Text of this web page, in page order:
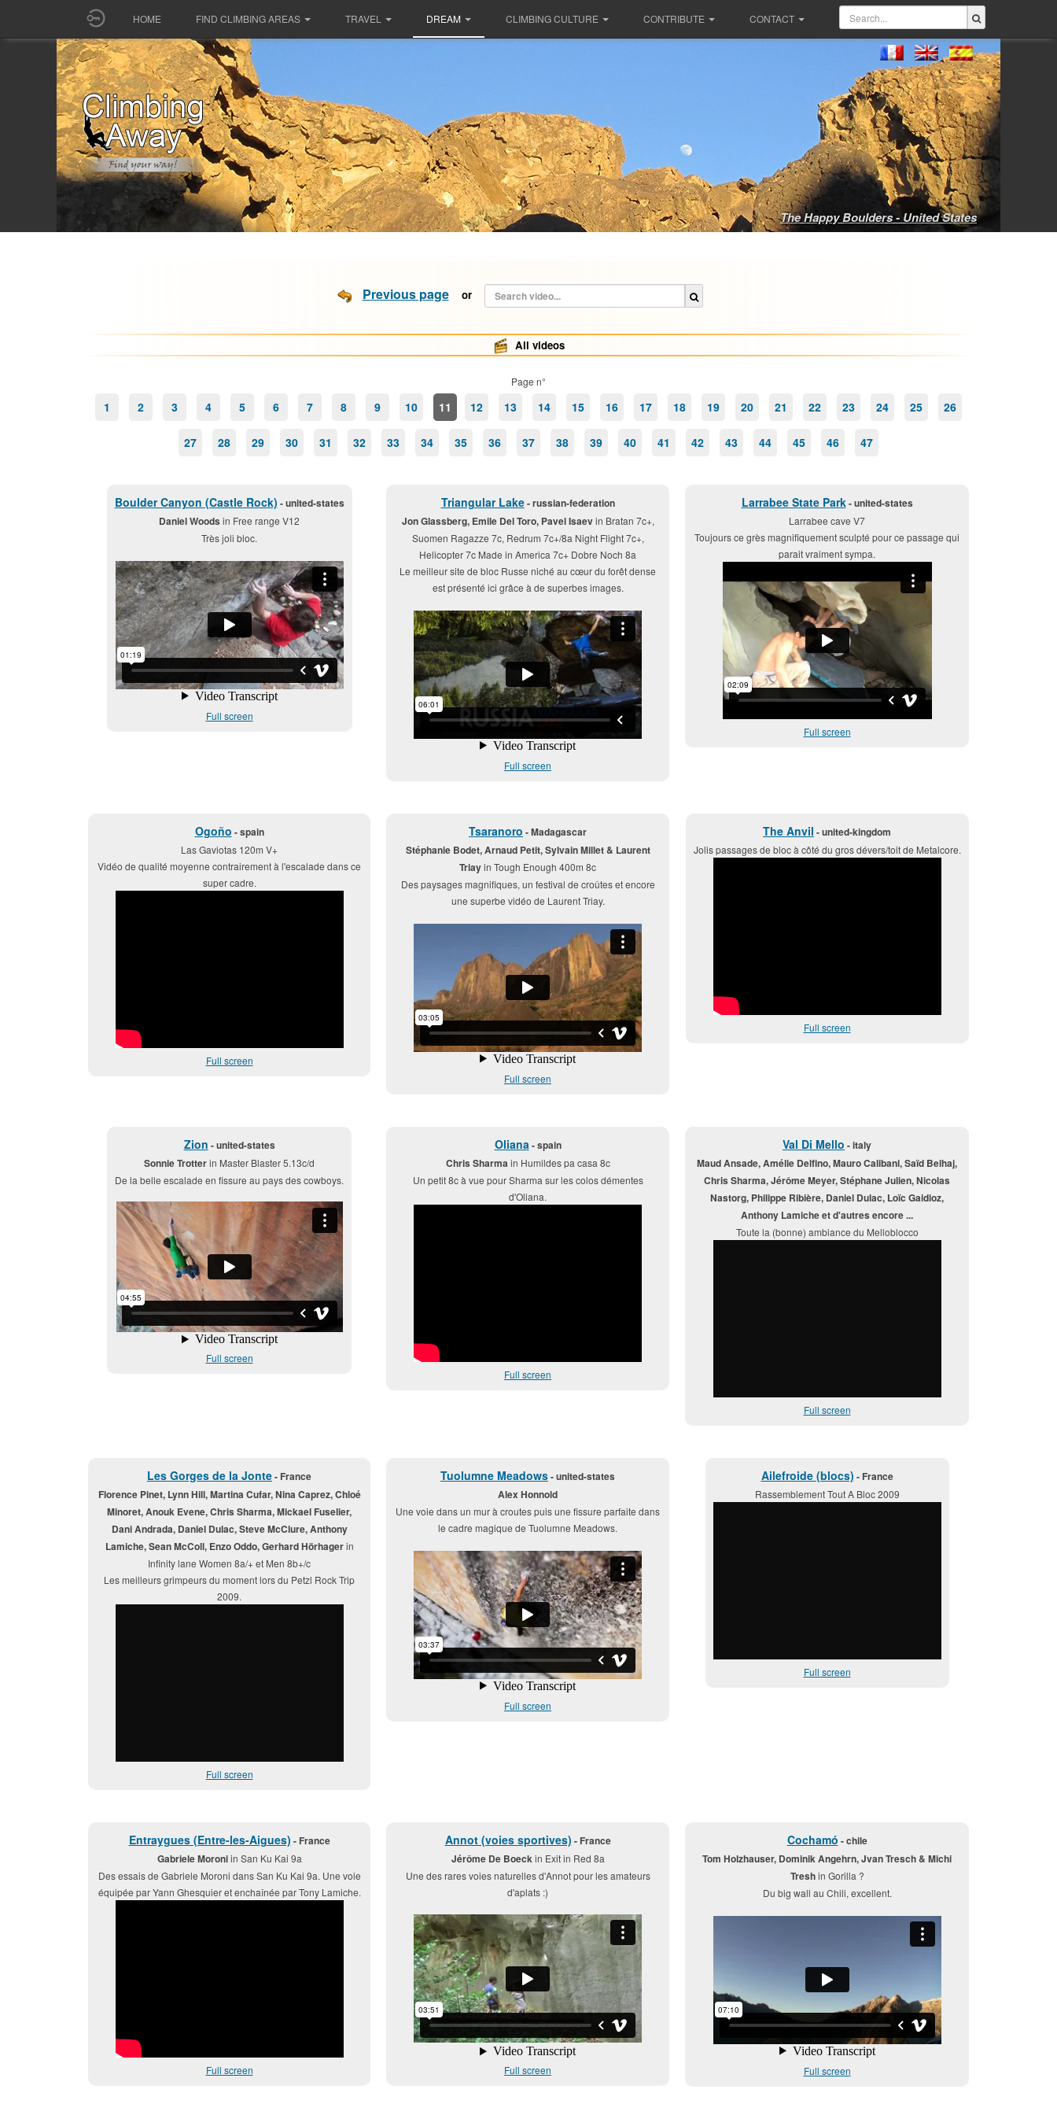
HOME FIND CLIMBING AREAS TRAVEL DREAM CLIMBING CULTURE CONTRIBUTE CONTACT
The Happy Boulders - United States
Previous pageor
All videos
Page n°
1 2 3 4 5 6 7 8 9 10 11 12 13 14 15 16 17 18 19 20 21 22 23 24 25 26
27 28 29 30 31 32 33 34 35 36 37 38 39 40 41 42 43 44 45 46 47
Boulder Canyon (Castle Rock) - united-states
Daniel Woods in Free range V12
Très joli bloc.
Full screen
Triangular Lake- russian-federation
Jon Glassberg, Emile Del Toro, Pavel Isaevin Bratan 7c+,
Suomen Ragazze 7c, Redrum 7c+/8a Night Flight 7c+,
Helicopter 7c Made in America 7c+ Dobre Noch 8a
Le meilleur site de bloc Russe niché au cœur du forêt dense
est présenté ici grâce à de superbes images.
Full screen
Larrabee State Park- united-states
Larrabee cave V7
Toujours ce grès magnifiquement sculpté pour ce passage qui
parait vraiment sympa.
Full screen
Ogoño - spain
Las Gaviotas 120m V+
Vidéo de qualité moyenne contrairement à l'escalade dans ce
super cadre.
Full screen
Tsaranoro - Madagascar
Stéphanie Bodet, Arnaud Petit, Sylvain Millet & Laurent
Triayin Tough Enough 400m 8c
Des paysages magnifiques, un festival de croûtes et encore
une superbe vidéo de Laurent Triay.
Full screen
The Anvil - united-kingdom
Jolis passages de bloc à côté du gros dévers/toit de Metalcore.
Full screen
Zion - united-states
Sonnie Trotterin Master Blaster 5.13c/d
De la belle escalade en fissure au pays des cowboys.
Full screen
Oliana- spain
Chris Sharma in Humildes pa casa 8c
Un petit 8c à vue pour Sharma sur les colos démentes
d'Oliana.
Full screen
Val Di Mello - italy
Maud Ansade, Amélie Delfino, Mauro Calibani, Saïd Belhaj,
Chris Sharma, Jérôme Meyer, Stéphane Julien, Nicolas
Nastorg, Philippe Ribière, Daniel Dulac, Loïc Gaidioz,
Anthony Lamiche et d'autres encore ...
Toute la (bonne) ambiance du Melloblocco
Full screen
Les Gorges de la Jonte- France
Florence Pinet, Lynn Hill, Martina Cufar, Nina Caprez, Chloé
Minoret, Anouk Evene, Chris Sharma, Mickael Fuselier,
Dani Andrada, Daniel Dulac, Steve McClure, Anthony
Lamiche, Sean McColl, Enzo Oddo, Gerhard Hörhagerin
Infinity lane Women 8a/+ et Men 8b+/c
Les meilleurs grimpeurs du moment lors du Petzl Rock Trip
2009.
Full screen
Tuolumne Meadows- united-states
Alex Honnold
Une voie dans un mur à croutes puis une fissure parfaite dans
le cadre magique de Tuolumne Meadows.
Full screen
Ailefroide (blocs) - France
Rassemblement Tout A Bloc 2009
Full screen
Entraygues (Entre-les-Aigues) - France
Gabriele Moroniin San Ku Kai 9a
Des essais de Gabriele Moroni dans San Ku Kai 9a. Une voie
équipée par Yann Ghesquier et enchaînée par Tony Lamiche.
Full screen
Annot (voies sportives) - France
Jérôme De Boeck in Exit in Red 8a
Une des rares voies naturelles d'Annot pour les amateurs
d'aplats :)
Full screen
Cochamó - chile
Tom Holzhauser, Dominik Angehrn, Jvan Tresch & Michi
Treshin Gorilla ?
Du big wall au Chili, excellent.
Full screen